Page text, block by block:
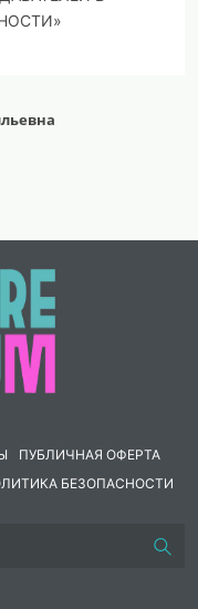
только каждого
людьми мы
так как это
и
новые, все
в том числе к
вывод, что
ПУБЛИЧНАЯ ОФЕРТА
БЕЗОПАСНОСТИ